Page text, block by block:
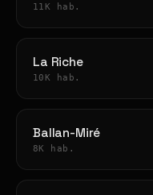
11K hab.
La Riche
10K hab.
Ballan-Miré
8K hab.